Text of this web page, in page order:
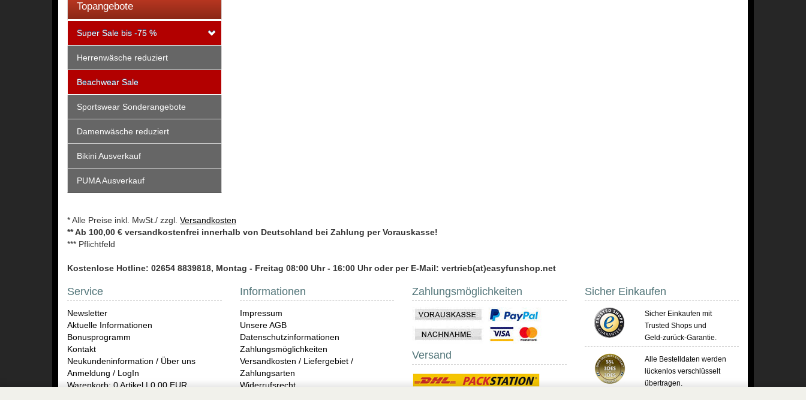
Topangebote
Super Sale bis -75 %
Herrenwäsche reduziert
Beachwear Sale
Sportswear Sonderangebote
Damenwäsche reduziert
Bikini Ausverkauf
PUMA Ausverkauf
* Alle Preise inkl. MwSt./ zzgl. Versandkosten
** Ab 100,00 € versandkostenfrei innerhalb von Deutschland bei Zahlung per Vorauskasse!
*** Pflichtfeld
Kostenlose Hotline: 02654 8839818, Montag - Freitag 08:00 Uhr - 16:00 Uhr oder per E-Mail: vertrieb(at)easyfunshop.net
Service
Newsletter
Aktuelle Informationen
Bonusprogramm
Kontakt
Neukundeninformation / Über uns
Anmeldung / LogIn
Warenkorb: 0 Artikel | 0,00 EUR
Informationen
Impressum
Unsere AGB
Datenschutzinformationen
Zahlungsmöglichkeiten
Versandkosten / Liefergebiet /
Zahlungsarten
Widerrufsrecht
Zahlungsmöglichkeiten
Versand
Sicher Einkaufen
Sicher Einkaufen mit
Trusted Shops und
Geld-zurück-Garantie.
Alle Bestelldaten werden
lückenlos verschlüsselt
übertragen.